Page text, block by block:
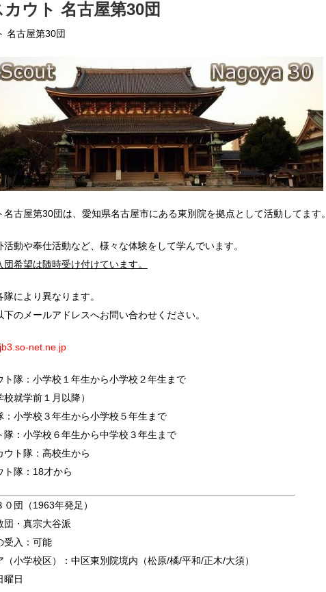
ウト 名古屋第30団
名古屋第30団
名古屋第30団は、愛知県名古屋市にある東別院を拠点として活動してます。
活動や奉仕活動など、様々な体験をして学んでいます。
希望は随時受け付けています。
により異なります。
下のメールアドレスへお問い合わせください。
net.ne.jp
ト隊：小学校１年生から小学校２年生まで
校就学前１月以降）
：小学校３年生から小学校５年生まで
隊：小学校６年生から中学校３年生まで
ウト隊：高校生から
ト隊：18才から
団（1963年発足）
団・真宗大谷派
受入：可能
（小学校区）：中区東別院境内（松原/橘/平和/正木/大須）
曜日